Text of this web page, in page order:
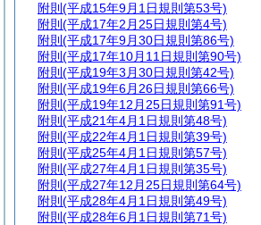
附則 (平成15年9月1日規則第53号)
附則 (平成17年2月25日規則第4号)
附則 (平成17年9月30日規則第86号)
附則 (平成17年10月11日規則第90号)
附則 (平成19年3月30日規則第42号)
附則 (平成19年6月26日規則第66号)
附則 (平成19年12月25日規則第91号)
附則 (平成21年4月1日規則第48号)
附則 (平成22年4月1日規則第39号)
附則 (平成25年4月1日規則第57号)
附則 (平成27年4月1日規則第35号)
附則 (平成27年12月25日規則第64号)
附則 (平成28年4月1日規則第49号)
附則 (平成28年6月1日規則第71号)